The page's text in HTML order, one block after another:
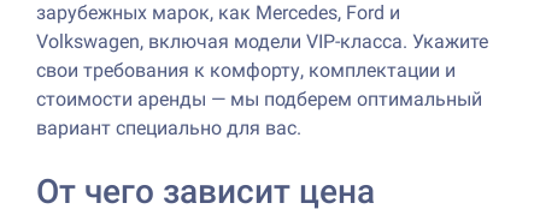
зарубежных марок, как Mercedes, Ford и
Volkswagen, включая модели VIP-класса. Укажите
свои требования к комфорту, комплектации и
стоимости аренды — мы подберем оптимальный
вариант специально для вас.
От чего зависит цена